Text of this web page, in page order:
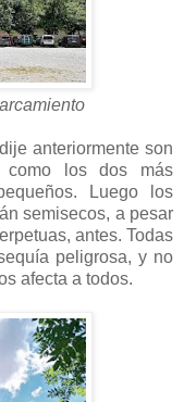
anteriormente son
como los dos más
Luego los
semisecos, a pesar
antes. Todas
peligrosa, y no
afecta a todos.